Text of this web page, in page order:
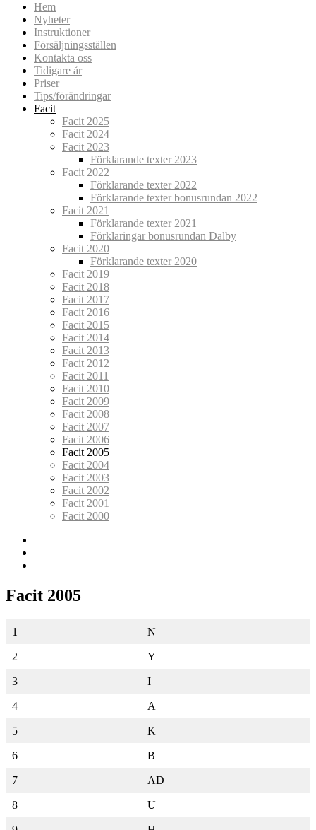
Hem
Nyheter
Instruktioner
Försäljningsställen
Kontakta oss
Tidigare år
Priser
Tips/förändringar
Facit
Facit 2025
Facit 2024
Facit 2023
Förklarande texter 2023
Facit 2022
Förklarande texter 2022
Förklarande texter bonusrundan 2022
Facit 2021
Förklarande texter 2021
Förklaringar bonusrundan Dalby
Facit 2020
Förklarande texter 2020
Facit 2019
Facit 2018
Facit 2017
Facit 2016
Facit 2015
Facit 2014
Facit 2013
Facit 2012
Facit 2011
Facit 2010
Facit 2009
Facit 2008
Facit 2007
Facit 2006
Facit 2005
Facit 2004
Facit 2003
Facit 2002
Facit 2001
Facit 2000
Facit 2005
1 N
2 Y
3 I
4 A
5 K
6 B
7 AD
8 U